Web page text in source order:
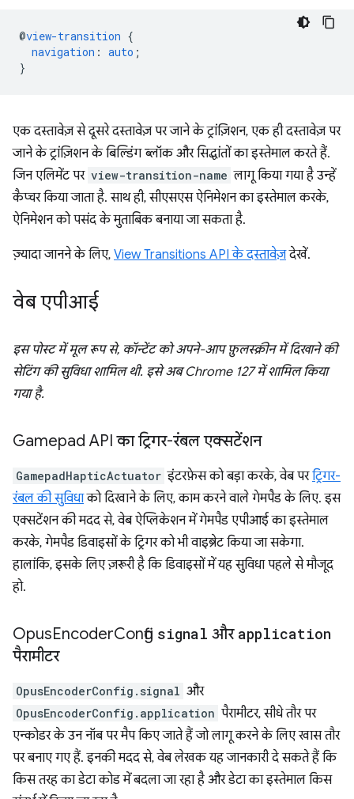
@view-transition {
navigation : auto ;
}
एक दस्तावेज़ से दूसरे दस्तावेज़ पर जाने के ट्रांज़िशन, एक ही दस्तावेज़ पर
जाने के ट्रांज़िशन के बिल्डिंग ब्लॉक और सिद्धांतों का इस्तेमाल करते हैं.
जिन एलिमेंट पर view-transition-name लागू किया गया है उन्हें
कैप्चर किया जाता है. साथ ही, सीएसएस ऐनिमेशन का इस्तेमाल करके,
ऐनिमेशन को पसंद के मुताबिक बनाया जा सकता है.
ज़्यादा जानने के लिए, View Transitions API के दस्तावेज़देखें.
वेब एपीआई
इस पोस्ट में मूल रूप से, कॉन्टेंट को अपने-आप फ़ुलस्क्रीन में दिखाने की
सेटिंग की सुविधा शामिल थी. इसे अब Chrome 127 में शामिल किया
गया है.
Gamepad API का ट्रिगर-रंबल एक्सटेंशन
GamepadHapticActuator इंटरफ़ेस को बड़ा करके, वेब परट्रिगर-
रंबल की सुविधाको दिखाने के लिए, काम करने वाले गेमपैड के लिए. इस
एक्सटेंशन की मदद से, वेब ऐप्लिकेशन में गेमपैड एपीआई का इस्तेमाल
करके, गेमपैड डिवाइसों के ट्रिगर को भी वाइब्रेट किया जा सकेगा.
हालांकि, इसके लिए ज़रूरी है कि डिवाइसों में यह सुविधा पहले से मौजूद
हो.
OpusEncoderConfig signal और application
पैरामीटर
OpusEncoderConfig.signal और
OpusEncoderConfig.application पैरामीटर, सीधे तौर पर
एन्कोडर के उन नॉब पर मैप किए जाते हैं जो लागू करने के लिए खास तौर
पर बनाए गए हैं. इनकी मदद से, वेब लेखक यह जानकारी दे सकते हैं कि
किस तरह का डेटा कोड में बदला जा रहा है और डेटा का इस्तेमाल किस